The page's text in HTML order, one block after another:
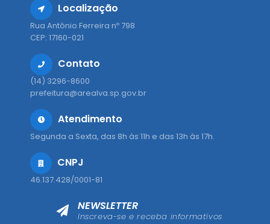
Localização
Rua Antônio Ferreira nº 798
CEP: 17160-021
Contato
(14) 3296-8600
prefeitura@arealva.sp.gov.br
Atendimento
Segunda a Sexta, das 8h às 11h e das 13h às 17h.
CNPJ
46.137.428/0001-81
NEWSLETTER
Inscreva-se e receba informativos